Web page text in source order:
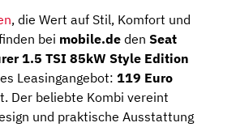
, die Wert auf Stil, Komfort und
bei mobile.de den Seat
1.5 TSI 85kW Style Edition
Leasingangebot: 119 Euro
Der beliebte Kombi vereint
und praktische Ausstattung